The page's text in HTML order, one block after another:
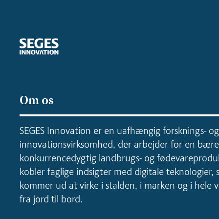
Om os
SEGES Innovation er en uafhængig forsknings- og
innovationsvirksomhed, der arbejder for en
konkurrencedygtig landbrugs- og
kobler faglige indsigter med digitale teknologier,
kommer ud at virke i stalden, i marken og i
fra jord til bord.